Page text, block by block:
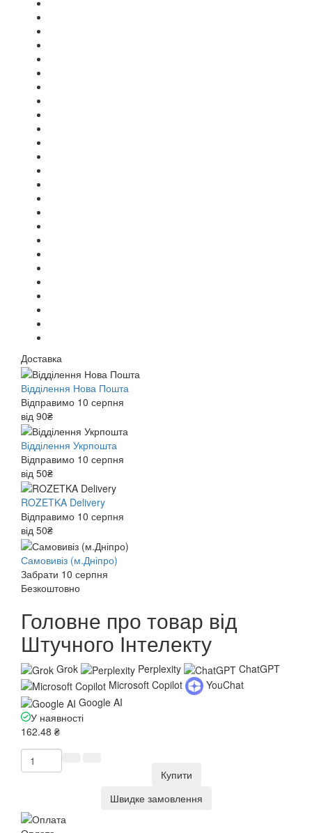
Доставка
Відділення Нова Пошта
Відправимо 10 серпня
від 90₴
Відділення Укрпошта
Відправимо 10 серпня
від 50₴
ROZETKA Delivery
Відправимо 10 серпня
від 50₴
Самовивіз (м.Дніпро)
Забрати 10 серпня
Безкоштовно
Головне про товар від
Штучного Інтелекту
Grok Perplexity
ChatGPT
Microsoft Copilot
YouChat
Google AI
У наявності
162.48 ₴
Купити
Швидке замовлення